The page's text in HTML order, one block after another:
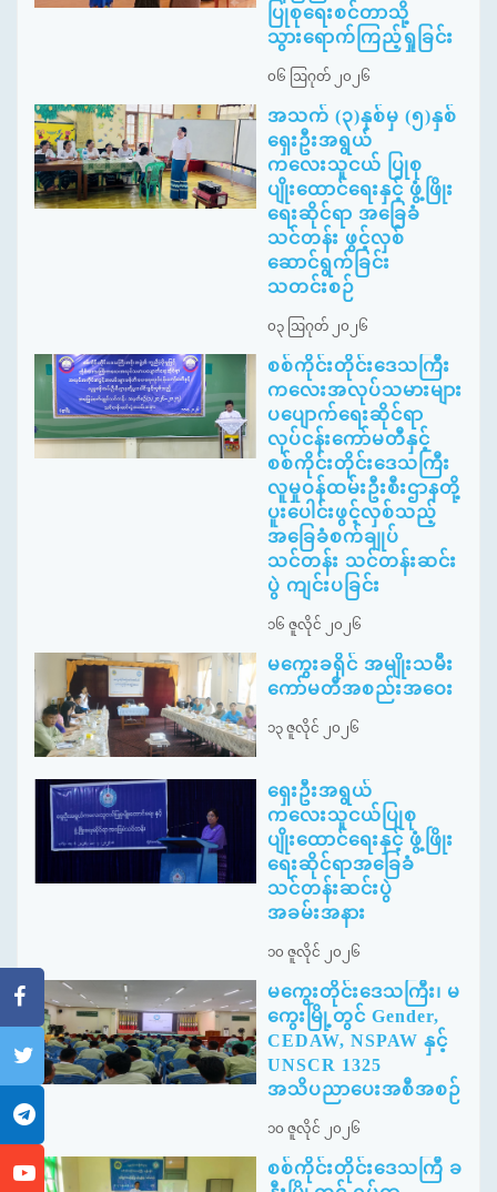
ပြုစုရေးစင်တာသို့
သွားရောက်ကြည့်ရှုခြင်း
၀၆ ဩဂုတ် ၂၀၂၆
အသက် (၃)နှစ်မှ (၅)နှစ်
ရှေးဦးအရွယ်
ကလေးသူငယ် ပြုစု
ပျိုးထောင်ရေးနှင့် ဖွံ့ဖြိုး
ရေးဆိုင်ရာ အခြေခံ
သင်တန်း ဖွင့်လှစ်
ဆောင်ရွက်ခြင်း
သတင်းစဉ်
၀၃ ဩဂုတ် ၂၀၂၆
စစ်ကိုင်းတိုင်းဒေသကြီး
ကလေးအလုပ်သမားများ
ပပျောက်ရေးဆိုင်ရာ
လုပ်ငန်းကော်မတီနှင့်
စစ်ကိုင်းတိုင်းဒေသကြီး
လူမှုဝန်ထမ်းဦးစီးဌာနတို့
ပူးပေါင်းဖွင့်လှစ်သည့်
အခြေခံစက်ချုပ်
သင်တန်း သင်တန်းဆင်း
ပွဲ ကျင်းပခြင်း
၁၆ ဇူလိုင် ၂၀၂၆
မကွေးခရိုင် အမျိုးသမီး
ကော်မတီအစည်းအဝေး
၁၃ ဇူလိုင် ၂၀၂၆
ရှေးဦးအရွယ်
ကလေးသူငယ်ပြုစု
ပျိုးထောင်ရေးနှင့် ဖွံ့ဖြိုး
ရေးဆိုင်ရာအခြေခံ
သင်တန်းဆင်းပွဲ
အခမ်းအနား
၁၀ ဇူလိုင် ၂၀၂၆
မကွေးတိုင်းဒေသကြီး၊ မ
ကွေးမြို့တွင် Gender,
CEDAW, NSPAW နှင့်
UNSCR 1325
အသိပညာပေးအစီအစဉ်
၁၀ ဇူလိုင် ၂၀၂၆
စစ်ကိုင်းတိုင်းဒေသကြီ ခ